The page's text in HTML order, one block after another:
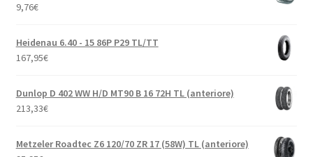
9,76€
Heidenau 6.40 - 15 86P P29 TL/TT
167,95€
Dunlop D 402 WW H/D MT90 B 16 72H TL (anteriore)
213,33€
Metzeler Roadtec Z6 120/70 ZR 17 (58W) TL (anteriore)